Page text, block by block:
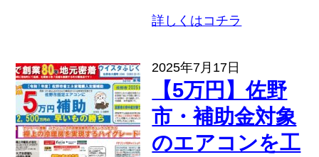
詳しくはコチラ
2025年7月17日
【5万円】佐野
市・補助金対象
のエアコンを工